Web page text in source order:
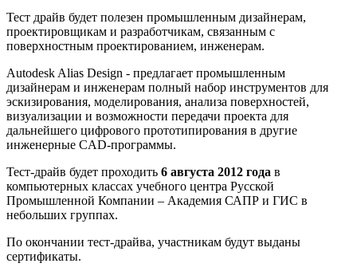
Тест драйв будет полезен промышленным дизайнерам,
проектировщикам и разработчикам, связанным с
поверхностным проектированием, инженерам.
Autodesk Alias Design - предлагает промышленным
дизайнерам и инженерам полный набор инструментов для
эскизирования, моделирования, анализа поверхностей,
визуализации и возможности передачи проекта для
дальнейшего цифрового прототипирования в другие
инженерные CAD-программы.
Тест-драйв будет проходить 6 августа 2012 года в
компьютерных классах учебного центра Русской
Промышленной Компании – Академия САПР и ГИС в
небольших группах.
По окончании тест-драйва, участникам будут выданы
сертификаты.